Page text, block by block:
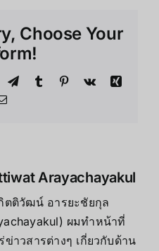
ของ
Choose Your
TelegramTumblr Pinterest
Vk
Xing
Email
Arayachayakul
ตติวัฒน์ อารยะชัยกุล
ผมทำหน้าที่
ข่าวสารต่างๆ เกี่ยวกับด้าน